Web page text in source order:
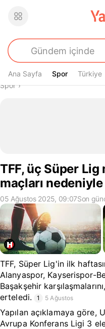
Ana Sayfa Spor
Spor Türkiye
Buradasın
Spor›
TFF, üç Süper Lig
maçları
05 Ağustos 2025, 09:07Son
TFF, Süper Lig'in ilk
Alanyaspor, Kayserispor-
Başakşehir
erteledi.
1 5 Ağustos
Yapılan açıklamaya göre,
Avrupa Konferans Ligi 3